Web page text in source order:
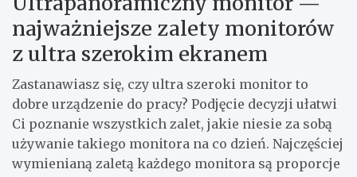
najważniejsze zalety monitorów
z ultra szerokim ekranem
Zastanawiasz się, czy ultra szeroki monitor to
dobre urządzenie do pracy? Podjęcie decyzji ułatwi
Ci poznanie wszystkich zalet, jakie niesie za sobą
używanie takiego monitora na co dzień. Najczęściej
wymienianą zaletą każdego monitora są proporcje